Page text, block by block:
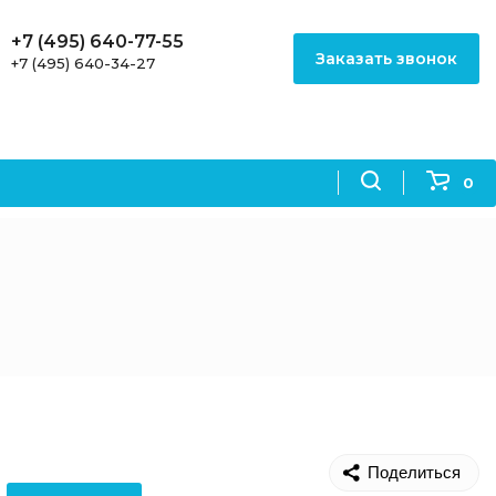
0
+7 (495) 640-77-55
+7 (495) 640-34-27 Заказать звонок
Поделиться